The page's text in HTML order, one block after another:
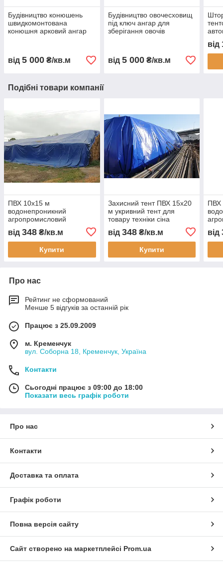
Будівництво конюшень
швидкомонтована
конюшня арковий ангар
будівництво
від 5 000 ₴/кв.м
Будівництво овочесховищ
під ключ ангар для
зберігання овочів
овочесховище
від 5 000₴/кв.м
від
Подібні товари компанії
ПВХ 10х15 м
водонепроникний
агропромисловий
зерна соломи і тюків
товарів техніки і
матеріалів укривний тент
від 348 ₴/кв.м
Купити
Захисний тент ПВХ 15х20
м укривний тент для
товару техніки сіна
водонепроникний тент
для будівельних
матеріалів
від 348₴/кв.м
Купити
ПВХ
від
Про нас
Рейтинг не сформований
Менше 5 відгуків за останній рік
Працює з 25.09.2009
м. Кременчук
вул. Соборна 18, Кременчук, Україна
Контакти
Сьогодні працює з 09:00 до 18:00
Показати весь графік роботи
Про нас
Контакти
Доставка та оплата
Графік роботи
Повна версія сайту
Сайт створено на маркетплейсі Prom.ua